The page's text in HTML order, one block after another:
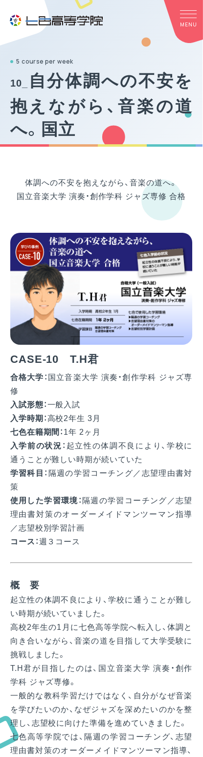
5 course per week
10_
自分体調への不安を
抱えながら、音楽の道
へ。国立
体調への不安を抱えながら、音楽の道へ。
国立音楽大学 演奏・創作学科 ジャズ専修 合格
CASE-10 T.H君
合格大学： 国立音楽大学 演奏・創作学科 ジャズ専
修
入試形態：一般入試
入学時期：高校2年生 3月
七色在籍期間： 1年 2ヶ月
入学前の状況： 起立性の体調不良により、学校に
通うことが難しい時期が続いていた
学習科目： 隔週の学習コーチング／志望理由書対
策
使用した学習環境： 隔週の学習コーチング／志望
理由書対策のオーダーメイドマンツーマン指導
／志望校別学習計画
コース：週３コース
概 要
起立性の体調不良により、学校に通うことが難し
い時期が続いていました。
高校2年生の1月に七色高等学院へ転入し、体調と
向き合いながら、音楽の道を目指して大学受験に
挑戦しました。
T.H君が目指したのは、国立音楽大学 演奏・創作
学科 ジャズ専修。
一般的な教科学習だけではなく、自分がなぜ音楽
を学びたいのか、なぜジャズを深めたいのかを整
理し、志望校に向けた準備を進めていきました。
七色高等学院では、隔週の学習コーチング、志望
理由書対策のオーダーメイドマンツーマン指導、